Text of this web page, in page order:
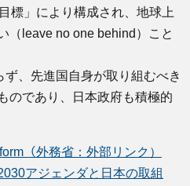
標」により構成され、地球上
（leave no one behind）こと
、先進国自身が取り組むべき
のであり、日本政府も積極的
（外務省：外部リンク）
アジェンダと日本の取組